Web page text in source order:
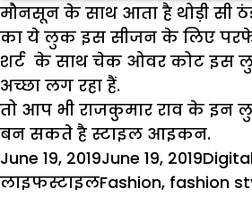
मौनसून के साथ आता है थोड़ी सी
का ये लुक इस सीजन के लिए
शर्ट के साथ चेक ओवर कोट इस
अच्छा लग रहा हैं.
तो आप भी राजकुमार राव के इन
बन सकते है स्टाइल आइकन.
Posted
on
June 19, 2019June 19, 2019
लाइफस्टाइलTags
Fashion, fashion